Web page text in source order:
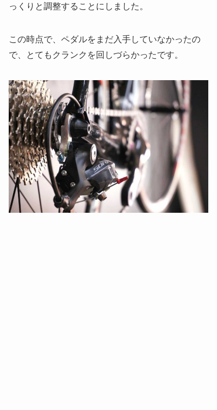
っくりと調整することにしました。
この時点で、ペダルをまだ入手していなかったの
で、とてもクランクを回しづらかったです。